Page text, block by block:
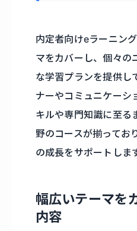
内定者向けeラーニン
マをカバーし、個々の
な学習プランを提供し
ナーやコミュニケーシ
キルや専門知識に至る
野のコースが揃ってお
の成長をサポートしま
幅広いテーマを
内容